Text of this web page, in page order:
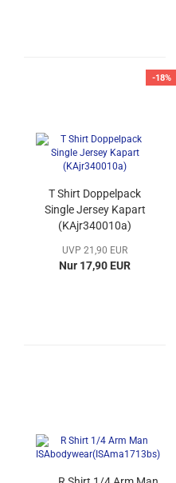
-18%
T Shirt Doppelpack
Single Jersey Kapart
(KAjr340010a)
UVP 21,90 EUR
Nur 17,90 EUR